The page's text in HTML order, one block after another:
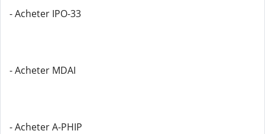
- Acheter IPO-33
- Acheter MDAI
- Acheter A-PHIP